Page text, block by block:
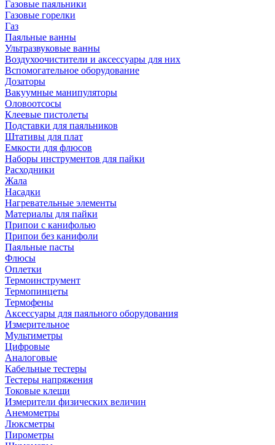
Газовые паяльники
Газовые горелки
Газ
Паяльные ванны
Ультразвуковые ванны
Воздухоочистители и аксессуары для них
Вспомогательное оборудование
Дозаторы
Вакуумные манипуляторы
Оловоотсосы
Клеевые пистолеты
Подставки для паяльников
Штативы для плат
Емкости для флюсов
Наборы инструментов для пайки
Расходники
Жала
Насадки
Нагревательные элементы
Материалы для пайки
Припои с канифолью
Припои без канифоли
Паяльные пасты
Флюсы
Оплетки
Термоинструмент
Термопинцеты
Термофены
Аксессуары для паяльного оборудования
Измерительное
Мультиметры
Цифровые
Аналоговые
Кабельные тестеры
Тестеры напряжения
Токовые клещи
Измерители физических величин
Анемометры
Люксметры
Пирометры